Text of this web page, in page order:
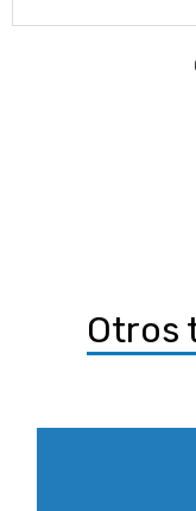
Otros